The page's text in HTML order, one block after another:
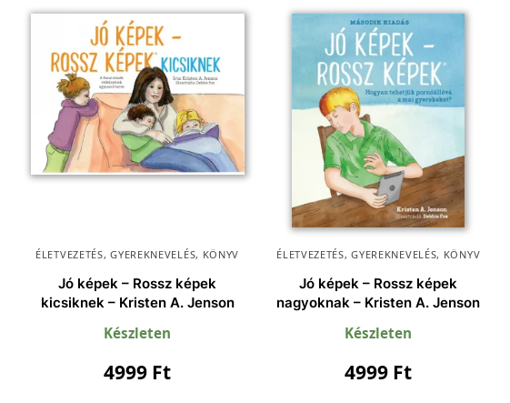
ÉLETVEZETÉS,GYEREKNEVELÉS, KÖNYV
Jó képek – Rossz képek
kicsiknek – Kristen A. Jenson
Készleten
4999 Ft
ÉLETVEZETÉS,GYEREKNEVELÉS, KÖNYV
Jó képek – Rossz képek
nagyoknak – Kristen A. Jenson
Készleten
4999 Ft